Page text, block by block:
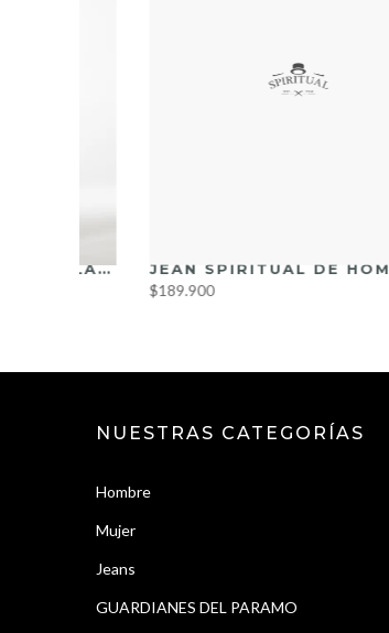
JEAN SPIRITUAL DE HOMBRE SLIM FIT REF HS9014
$189.900
NUESTRAS CATEGORÍAS
Hombre
Mujer
Jeans
GUARDIANES DEL PARAMO